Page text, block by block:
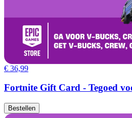
€ 36,99
Fortnite Gift Card - Tegoed
Bestellen